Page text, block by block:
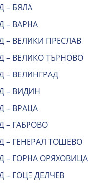
– БЯЛА
– ВАРНА
– ВЕЛИКИ ПРЕСЛАВ
– ВЕЛИКО ТЪРНОВО
– ВЕЛИНГРАД
– ВИДИН
– ВРАЦА
– ГАБРОВО
– ГЕНЕРАЛ ТОШЕВО
– ГОРНА ОРЯХОВИЦА
– ГОЦЕ ДЕЛЧЕВ